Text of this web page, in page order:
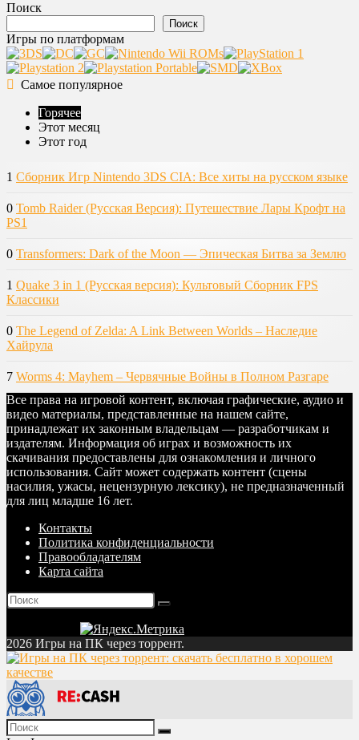
Поиск
Поиск
Игры по платформам
Самое популярное
Горячее
Этот месяц
Этот год
1 Сборник Игр Nintendo 3DS CIA: Все хиты на русском языке
0 Tomb Raider (Русская Версия): Путешествие Лары Крофт на
PS1
0 Transformers: Dark of the Moon — Эпическая Битва за Землю
1 Quake 3 in 1 (Русская версия): Культовый Сборник FPS
Классики
0 The Legend of Zelda: A Link Between Worlds – Наследие
Хайрула
7 Worms 4: Mayhem – Червячные Войны в Полном Разгаре
Все права на игровой контент, включая графические, аудио и
видео материалы, представленные на нашем сайте,
принадлежат их законным владельцам — разработчикам и
издателям. Информация об играх и возможность их
скачивания предоставлены для ознакомления и личного
использования. Сайт может содержать контент (сцены
насилия, ужасы, нецензурную лексику), не предназначенный
для лиц младше 16 лет.
Контакты
Политика конфиденциальности
Правообладателям
Карта сайта
2026 Игры на ПК через торрент.